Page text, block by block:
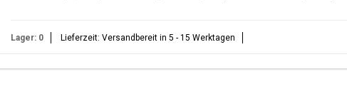
Lager: 0 Lieferzeit: Versandbereit in 5 - 15 Werktagen